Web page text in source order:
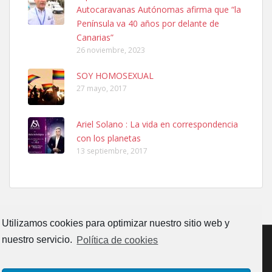
Utilizamos cookies para optimizar nuestro sitio web y
nuestro servicio. Política de cookies
calle, se perdió por la zon...
Leales.org » Gran Canaria
6.7.2025
Adopcion
Busco casa de acogida para mi perrita ya que por temas de trabajo
no la puedo tener. Solo gente r...
Gata joven encontrada
Autocaravanas Autónomas afirma que “la
Península va 40 años por delante de
Canarias”
26 noviembre, 2023
SOY HOMOSEXUAL
27 mayo, 2017
Ariel Solano : La vida en correspondencia
con los planetas
13 septiembre, 2017